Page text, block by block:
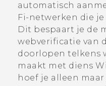
automatisch
Fi-netwerken die
Dit bespaart je de
webverificatie van
doorlopen telkens
maakt met diens
hoef je alleen